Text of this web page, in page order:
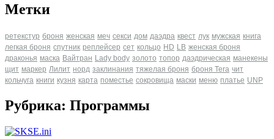
Метки
ретекстур броня женская меч секси дом даэдра квест лук мужская книга
легкая броня спутник реплейсер сет кольцо HD LB женская броня
драконья маска Вайтран Lady body золото топор даэдрическая манекены
щит маркер Лилит норд заклинания тяжелая броня броня Tera чит
кольчуга книги кузня карта поместье сокровища маски меню платье UNP
Рубрика: Программы